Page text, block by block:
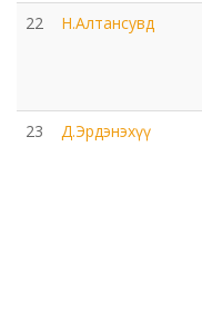
22 Н.Алтансувд
23 Д.Эрдэнэхүү